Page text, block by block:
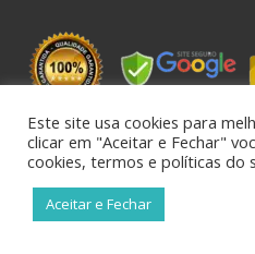
MENU
Home
Este site usa cookies para
clicar em "Aceitar e Fechar"
cookies, termos e políticas do
Aceitar e Fechar